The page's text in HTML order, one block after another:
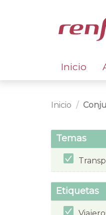
Inicio
Inicio
Temas
Etiquetas